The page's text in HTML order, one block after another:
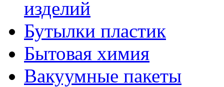
изделий
Бутылки пластик
Бытовая химия
Вакуумные пакеты